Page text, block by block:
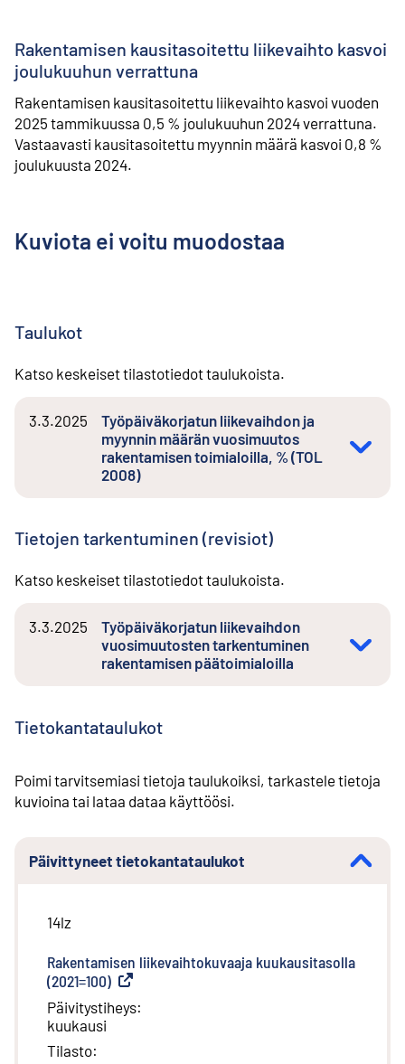
Rakentamisen kausitasoitettu liikevaihto kasvoi
joulukuuhun verrattuna
Rakentamisen kausitasoitettu liikevaihto kasvoi vuoden
2025 tammikuussa 0,5 % joulukuuhun 2024 verrattuna.
Vastaavasti kausitasoitettu myynnin määrä kasvoi 0,8 %
joulukuusta 2024.
Kuviota ei voitu muodostaa
Taulukot
Katso keskeiset tilastotiedot taulukoista.
3.3.2025
Työpäiväkorjatun liikevaihdon ja
myynnin määrän vuosimuutos
rakentamisen toimialoilla, % (TOL
2008)
Tietojen tarkentuminen (revisiot)
Katso keskeiset tilastotiedot taulukoista.
3.3.2025
Työpäiväkorjatun liikevaihdon
vuosimuutosten tarkentuminen
rakentamisen päätoimialoilla
Tietokantataulukot
Poimi tarvitsemiasi tietoja taulukoiksi, tarkastele tietoja
kuvioina tai lataa dataa käyttöösi.
Päivittyneet tietokantataulukot
14lz
Rakentamisen liikevaihtokuvaaja kuukausitasolla
(2021=100) Ulkoinen linkki
Päivitystiheys:
kuukausi
Tilasto: